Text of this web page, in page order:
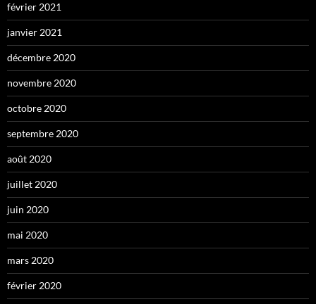
février 2021
janvier 2021
décembre 2020
novembre 2020
octobre 2020
septembre 2020
août 2020
juillet 2020
juin 2020
mai 2020
mars 2020
février 2020